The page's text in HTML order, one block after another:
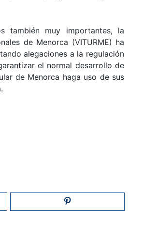
también muy importantes, la
de Menorca (VITURME) ha
alegaciones a la regulación
el normal desarrollo de
de Menorca haga uso de sus